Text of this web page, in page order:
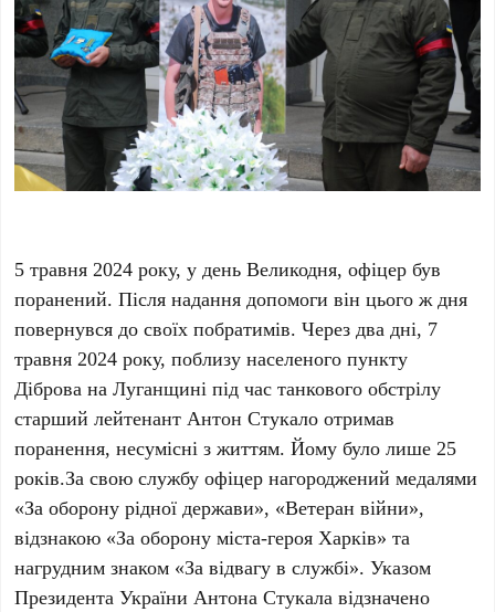
5 травня 2024 року, у день Великодня, офіцер був
поранений. Після надання допомоги він цього ж дня
повернувся до своїх побратимів. Через два дні, 7
травня 2024 року, поблизу населеного пункту
Діброва на Луганщині під час танкового обстрілу
старший лейтенант Антон Стукало отримав
поранення, несумісні з життям. Йому було лише 25
років.За свою службу офіцер нагороджений медалями
«За оборону рідної держави», «Ветеран війни»,
відзнакою «За оборону міста-героя Харків» та
нагрудним знаком «За відвагу в службі». Указом
Президента України Антона Стукала відзначено